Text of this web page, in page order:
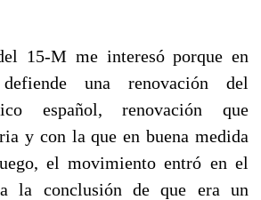
15-M me interesó porque en
una renovación del
español, renovación que
y con la que en buena medida
el movimiento entró en el
la conclusión de que era un